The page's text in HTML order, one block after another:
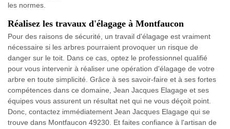
les normes.
Réalisez les travaux d'élagage à Montfaucon
Pour des raisons de sécurité, un travail d'élagage est vraiment
nécessaire si les arbres pourraient provoquer un risque de
danger sur le toit. Dans ce cas, optez le professionnel qualifié
pour vous intervenir à réaliser une opération d'élagage de votre
arbre en toute simplicité. Grâce à ses savoir-faire et à ses fortes
compétences dans ce domaine, Jean Jacques Elagage et ses
équipes vous assurent un résultat net qui ne vous déçoit point.
Donc, contactez immédiatement Jean Jacques Elagage qui se
trouve dans Montfaucon 49230. Et faites confiance à l'artisan de